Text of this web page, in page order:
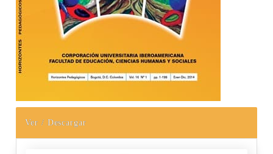
Ver / Descargar